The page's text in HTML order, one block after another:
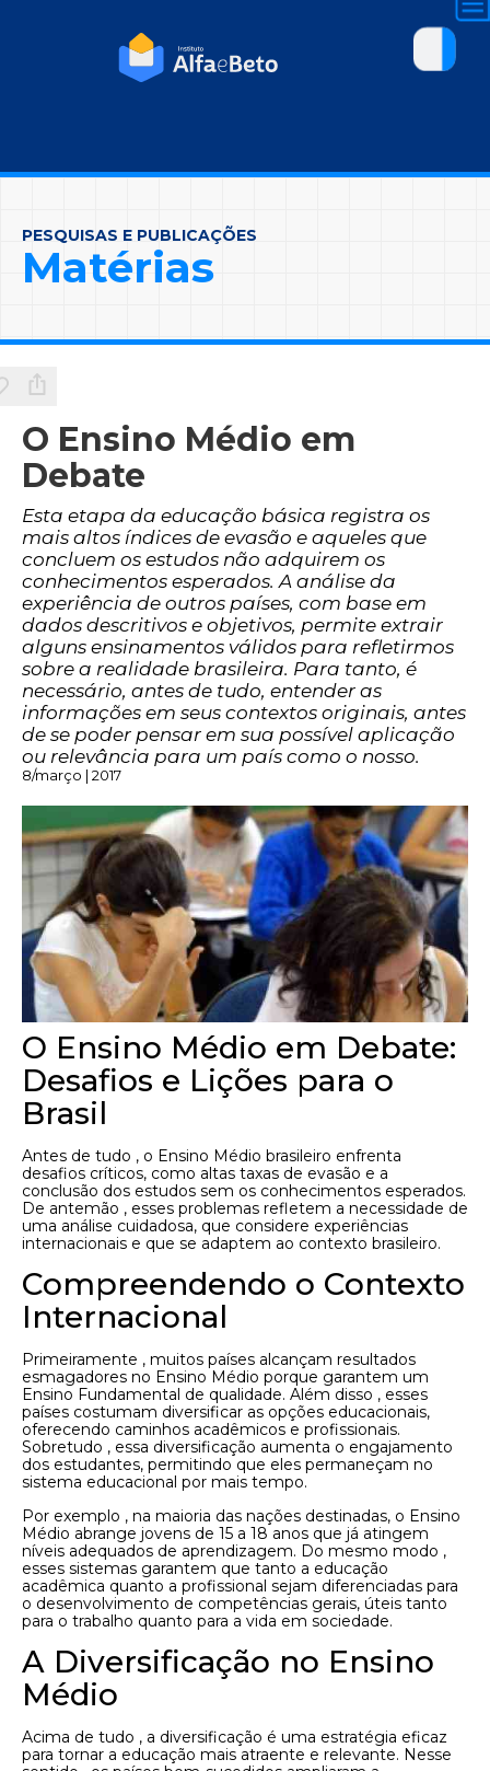
PESQUISAS E PUBLICAÇÕES
Matérias
O Ensino Médio em
Debate
Esta etapa da educação básica registra os
mais altos índices de evasão e aqueles que
concluem os estudos não adquirem os
conhecimentos esperados. A análise da
experiência de outros países, com base em
dados descritivos e objetivos, permite extrair
alguns ensinamentos válidos para refletirmos
sobre a realidade brasileira. Para tanto, é
necessário, antes de tudo, entender as
informações em seus contextos originais, antes
de se poder pensar em sua possível aplicação
ou relevância para um país como o nosso.
8/março | 2017
O Ensino Médio em Debate:
Desafios e Lições para o
Brasil
Antes de tudo , o Ensino Médio brasileiro enfrenta
desafios críticos, como altas taxas de evasão e a
conclusão dos estudos sem os conhecimentos esperados.
De antemão , esses problemas refletem a necessidade de
uma análise cuidadosa, que considere experiências
internacionais e que se adaptem ao contexto brasileiro.
Compreendendo o Contexto
Internacional
Primeiramente , muitos países alcançam resultados
esmagadores no Ensino Médio porque garantem um
Ensino Fundamental de qualidade. Além disso , esses
países costumam diversificar as opções educacionais,
oferecendo caminhos acadêmicos e profissionais.
Sobretudo , essa diversificação aumenta o engajamento
dos estudantes, permitindo que eles permaneçam no
sistema educacional por mais tempo.
Por exemplo , na maioria das nações destinadas, o Ensino
Médio abrange jovens de 15 a 18 anos que já atingem
níveis adequados de aprendizagem. Do mesmo modo ,
esses sistemas garantem que tanto a educação
acadêmica quanto a profissional sejam diferenciadas para
o desenvolvimento de competências gerais, úteis tanto
para o trabalho quanto para a vida em sociedade.
A Diversificação no Ensino
Médio
Acima de tudo , a diversificação é uma estratégia eficaz
para tornar a educação mais atraente e relevante. Nesse